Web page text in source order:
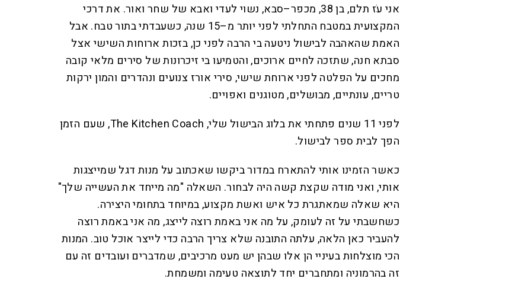
אני עֹז תלם, בן 38, מכפר–סבא, נשוי לעדי ואבא של שחר ואור. את דרכי
המקצועית במטבח התחלתי לפני יותר מ–15 שנה, כשעבדתי בתור טבח. אבל
האמת שהאהבה לבישול ניטעה בי הרבה לפני כן, בזכות ארוחות השישי אצל
סבתא חנה, שתזכה לחיים ארוכים, והטמיעו בי זיכרונות של סירים מלאי קובה
מחכים על הפלטה לפני ארוחת שישי, סירי אורז צנועים ונהדרים והמון ירקות
טריים, עונתיים, מבושלים, מטוגנים ואפויים.
לפני 11 שנים פתחתי את בלוג הבישול שלי, The Kitchen Coach, שעם הזמן
הפך לבית ספר לבישול.
כאשר הזמינו אותי להתארח במדור ביקשו שאכתוב על מנות דגל שמייצגות
אותי, ואני מודה שקצת קשה היה לבחור. השאלה "מה מייחד את העשייה שלך"
היא שאלה שמאתגרת כל איש ואשת מקצוע, במיוחד בתחומי היצירה.
כשחשבתי על זה לעומק, על מה אני באמת רוצה לייצג, מה אני באמת רוצה
להעביר כאן הלאה, עלתה התובנה שלא צריך הרבה כדי לייצר אוכל טוב. המנות
הכי מוצלחות בעיניי הן אלו שבהן יש מעט מרכיבים, שמדברים ועובדים זה עם
זה בהרמוניה ומתחברים יחד לתוצאה טעימה ומשמחת.